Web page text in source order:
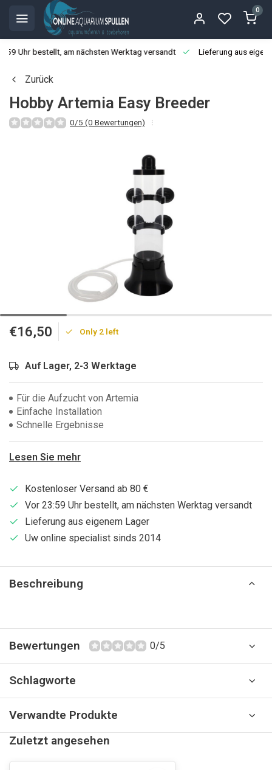
0
Uhr bestellt, am nächsten Werktag versandt Lieferung aus
Zurück
Hobby Artemia Easy Breeder
0/5 (0 Bewertungen)
€16,50 Only 2 left
Auf Lager, 2-3 Werktage
Für die Aufzucht von Artemia
Einfache Installation
Schnelle Ergebnisse
Lesen Sie mehr
Kostenloser Versand ab 80 €
Vor 23:59 Uhr bestellt, am nächsten Werktag versandt
Lieferung aus eigenem Lager
Uw online specialist sinds 2014
Beschreibung
Bewertungen 0/5
Schlagworte
Verwandte Produkte
Zuletzt angesehen